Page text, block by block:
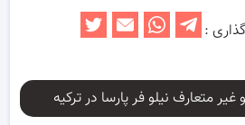
:
متعارف نیلو فر پارسا در ترکیه